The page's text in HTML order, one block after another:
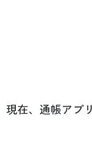
現在、通帳アプ